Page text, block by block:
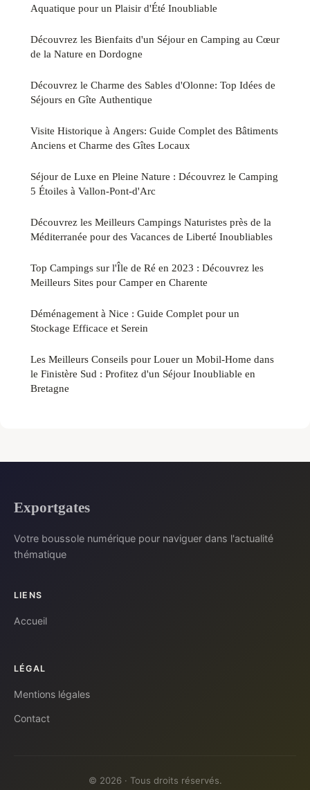
Aquatique pour un Plaisir d'Été Inoubliable
Découvrez les Bienfaits d'un Séjour en Camping au Cœur
de la Nature en Dordogne
Découvrez le Charme des Sables d'Olonne: Top Idées de
Séjours en Gîte Authentique
Visite Historique à Angers: Guide Complet des Bâtiments
Anciens et Charme des Gîtes Locaux
Séjour de Luxe en Pleine Nature : Découvrez le Camping
5 Étoiles à Vallon-Pont-d'Arc
Découvrez les Meilleurs Campings Naturistes près de la
Méditerranée pour des Vacances de Liberté Inoubliables
Top Campings sur l'Île de Ré en 2023 : Découvrez les
Meilleurs Sites pour Camper en Charente
Déménagement à Nice : Guide Complet pour un
Stockage Efficace et Serein
Les Meilleurs Conseils pour Louer un Mobil-Home dans
le Finistère Sud : Profitez d'un Séjour Inoubliable en
Bretagne
Exportgates
Votre boussole numérique pour naviguer dans l'actualité
thématique
LIENS
Accueil
LÉGAL
Mentions légales
Contact
© 2026 · Tous droits réservés.